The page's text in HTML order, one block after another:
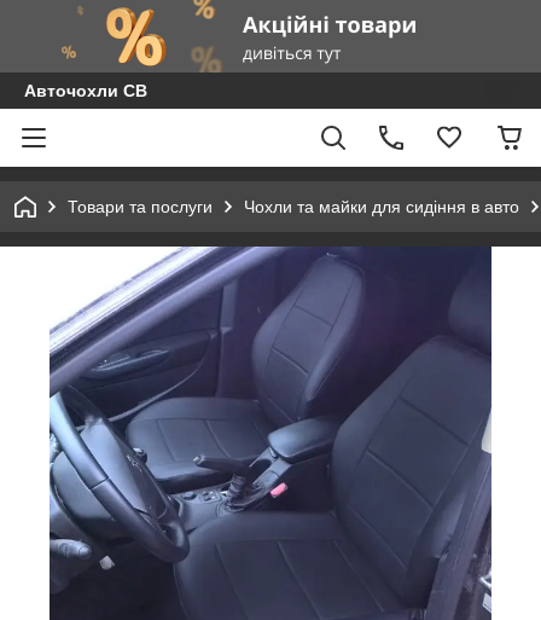
Авточохли СВ
Товари та послуги Чохли та майки для сидіння в авто